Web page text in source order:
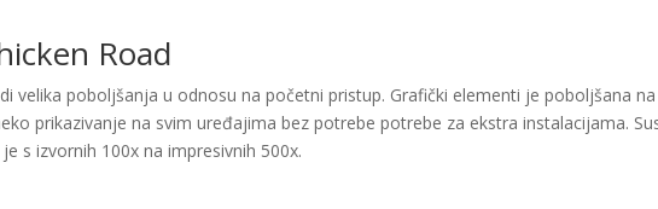
Road
velika poboljšanja u odnosu na početni pristup. Grafički elementi je poboljšana na
prikazivanje na svim uređajima bez potrebe potrebe za ekstra instalacijama.
s izvornih 100x na impresivnih 500x.